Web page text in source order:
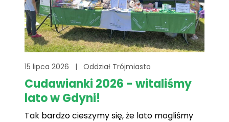
15 lipca 2026 | Oddział Trójmiasto
Cudawianki 2026 - witaliśmy
lato w Gdyni!
Tak bardzo cieszymy się, że lato mogliśmy